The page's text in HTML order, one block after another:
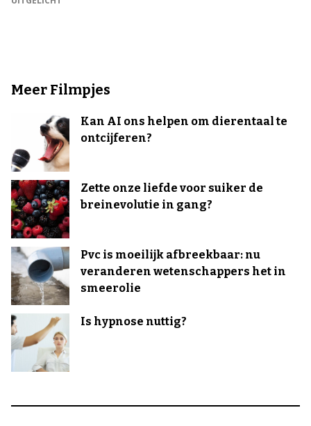
Meer Filmpjes
Kan AI ons helpen om dierentaal te
ontcijferen?
Zette onze liefde voor suiker de
breinevolutie in gang?
Pvc is moeilijk afbreekbaar: nu
veranderen wetenschappers het in
smeerolie
Is hypnose nuttig?